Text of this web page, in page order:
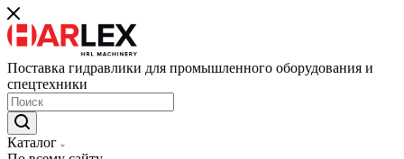
Поставка гидравлики для промышленного оборудования и
спецтехники
Каталог